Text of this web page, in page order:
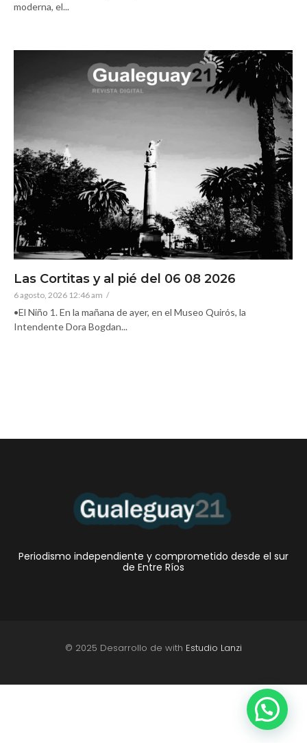
moderna, el...
Las Cortitas y al pié del 06 08 2026
6 agosto, 2026 12:46 am /
•El Niño 1. En la mañana de ayer, en el Museo Quirós, la
Intendente Dora Bogdan...
Periodismo independiente y comprometido desde el sur
de Entre Ríos
© 2025 Desarrollo de with Estudio Lanzi